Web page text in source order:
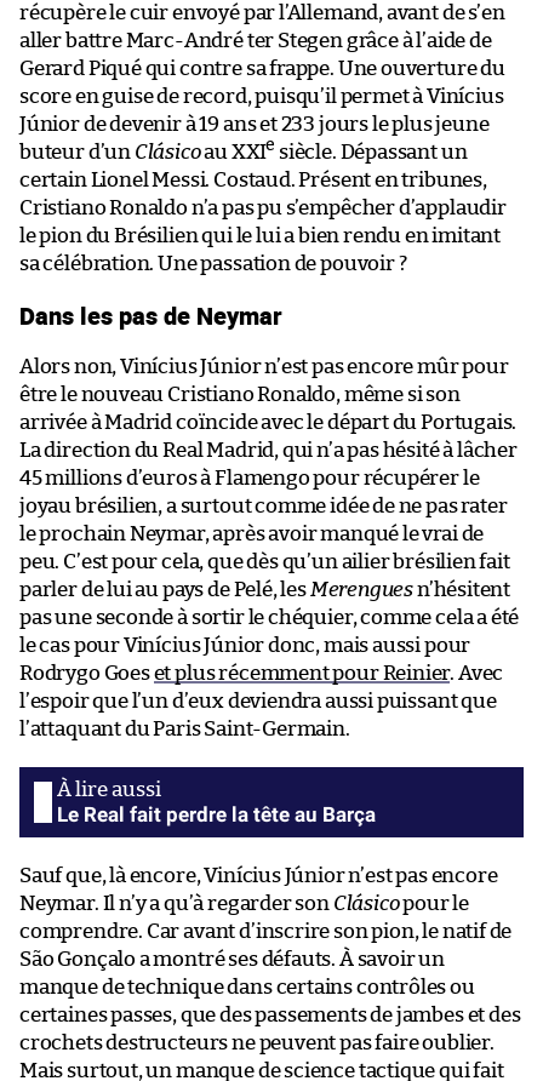
récupère le cuir envoyé par l’Allemand, avant de s’en
aller battre Marc-André ter Stegen grâce à l’aide de
Gerard Piqué qui contre sa frappe. Une ouverture du
score en guise de record, puisqu’il permet à Vinícius
Júnior de devenir à 19 ans et 233 jours le plus jeune
buteur d’un Clásicoau XXIe siècle. Dépassant un
certain Lionel Messi. Costaud. Présent en tribunes,
Cristiano Ronaldo n’a pas pu s’empêcher d’applaudir
le pion du Brésilien qui le lui a bien rendu en imitant
sa célébration. Une passation de pouvoir ?
Dans les pas de Neymar
Alors non, Vinícius Júnior n’est pas encore mûr pour
être le nouveau Cristiano Ronaldo, même si son
arrivée à Madrid coïncide avec le départ du Portugais.
La direction du Real Madrid, qui n’a pas hésité à lâcher
45 millions d’euros à Flamengo pour récupérer le
joyau brésilien, a surtout comme idée de ne pas rater
le prochain Neymar, après avoir manqué le vrai de
peu. C’est pour cela, que dès qu’un ailier brésilien fait
parler de lui au pays de Pelé, les Merenguesn’hésitent
pas une seconde à sortir le chéquier, comme cela a été
le cas pour Vinícius Júnior donc, mais aussi pour
Rodrygo Goeset plus récemment pour Reinier. Avec
l’espoir que l’un d’eux deviendra aussi puissant que
l’attaquant du Paris Saint-Germain.
Le Real fait perdre la tête au Barça
Sauf que, là encore, Vinícius Júnior n’est pas encore
Neymar. Il n’y a qu’à regarder son Clásicopour le
comprendre. Car avant d’inscrire son pion, le natif de
São Gonçalo a montré ses défauts. À savoir un
manque de technique dans certains contrôles ou
certaines passes, que des passements de jambes et des
crochets destructeurs ne peuvent pas faire oublier.
Mais surtout, un manque de science tactique qui fait